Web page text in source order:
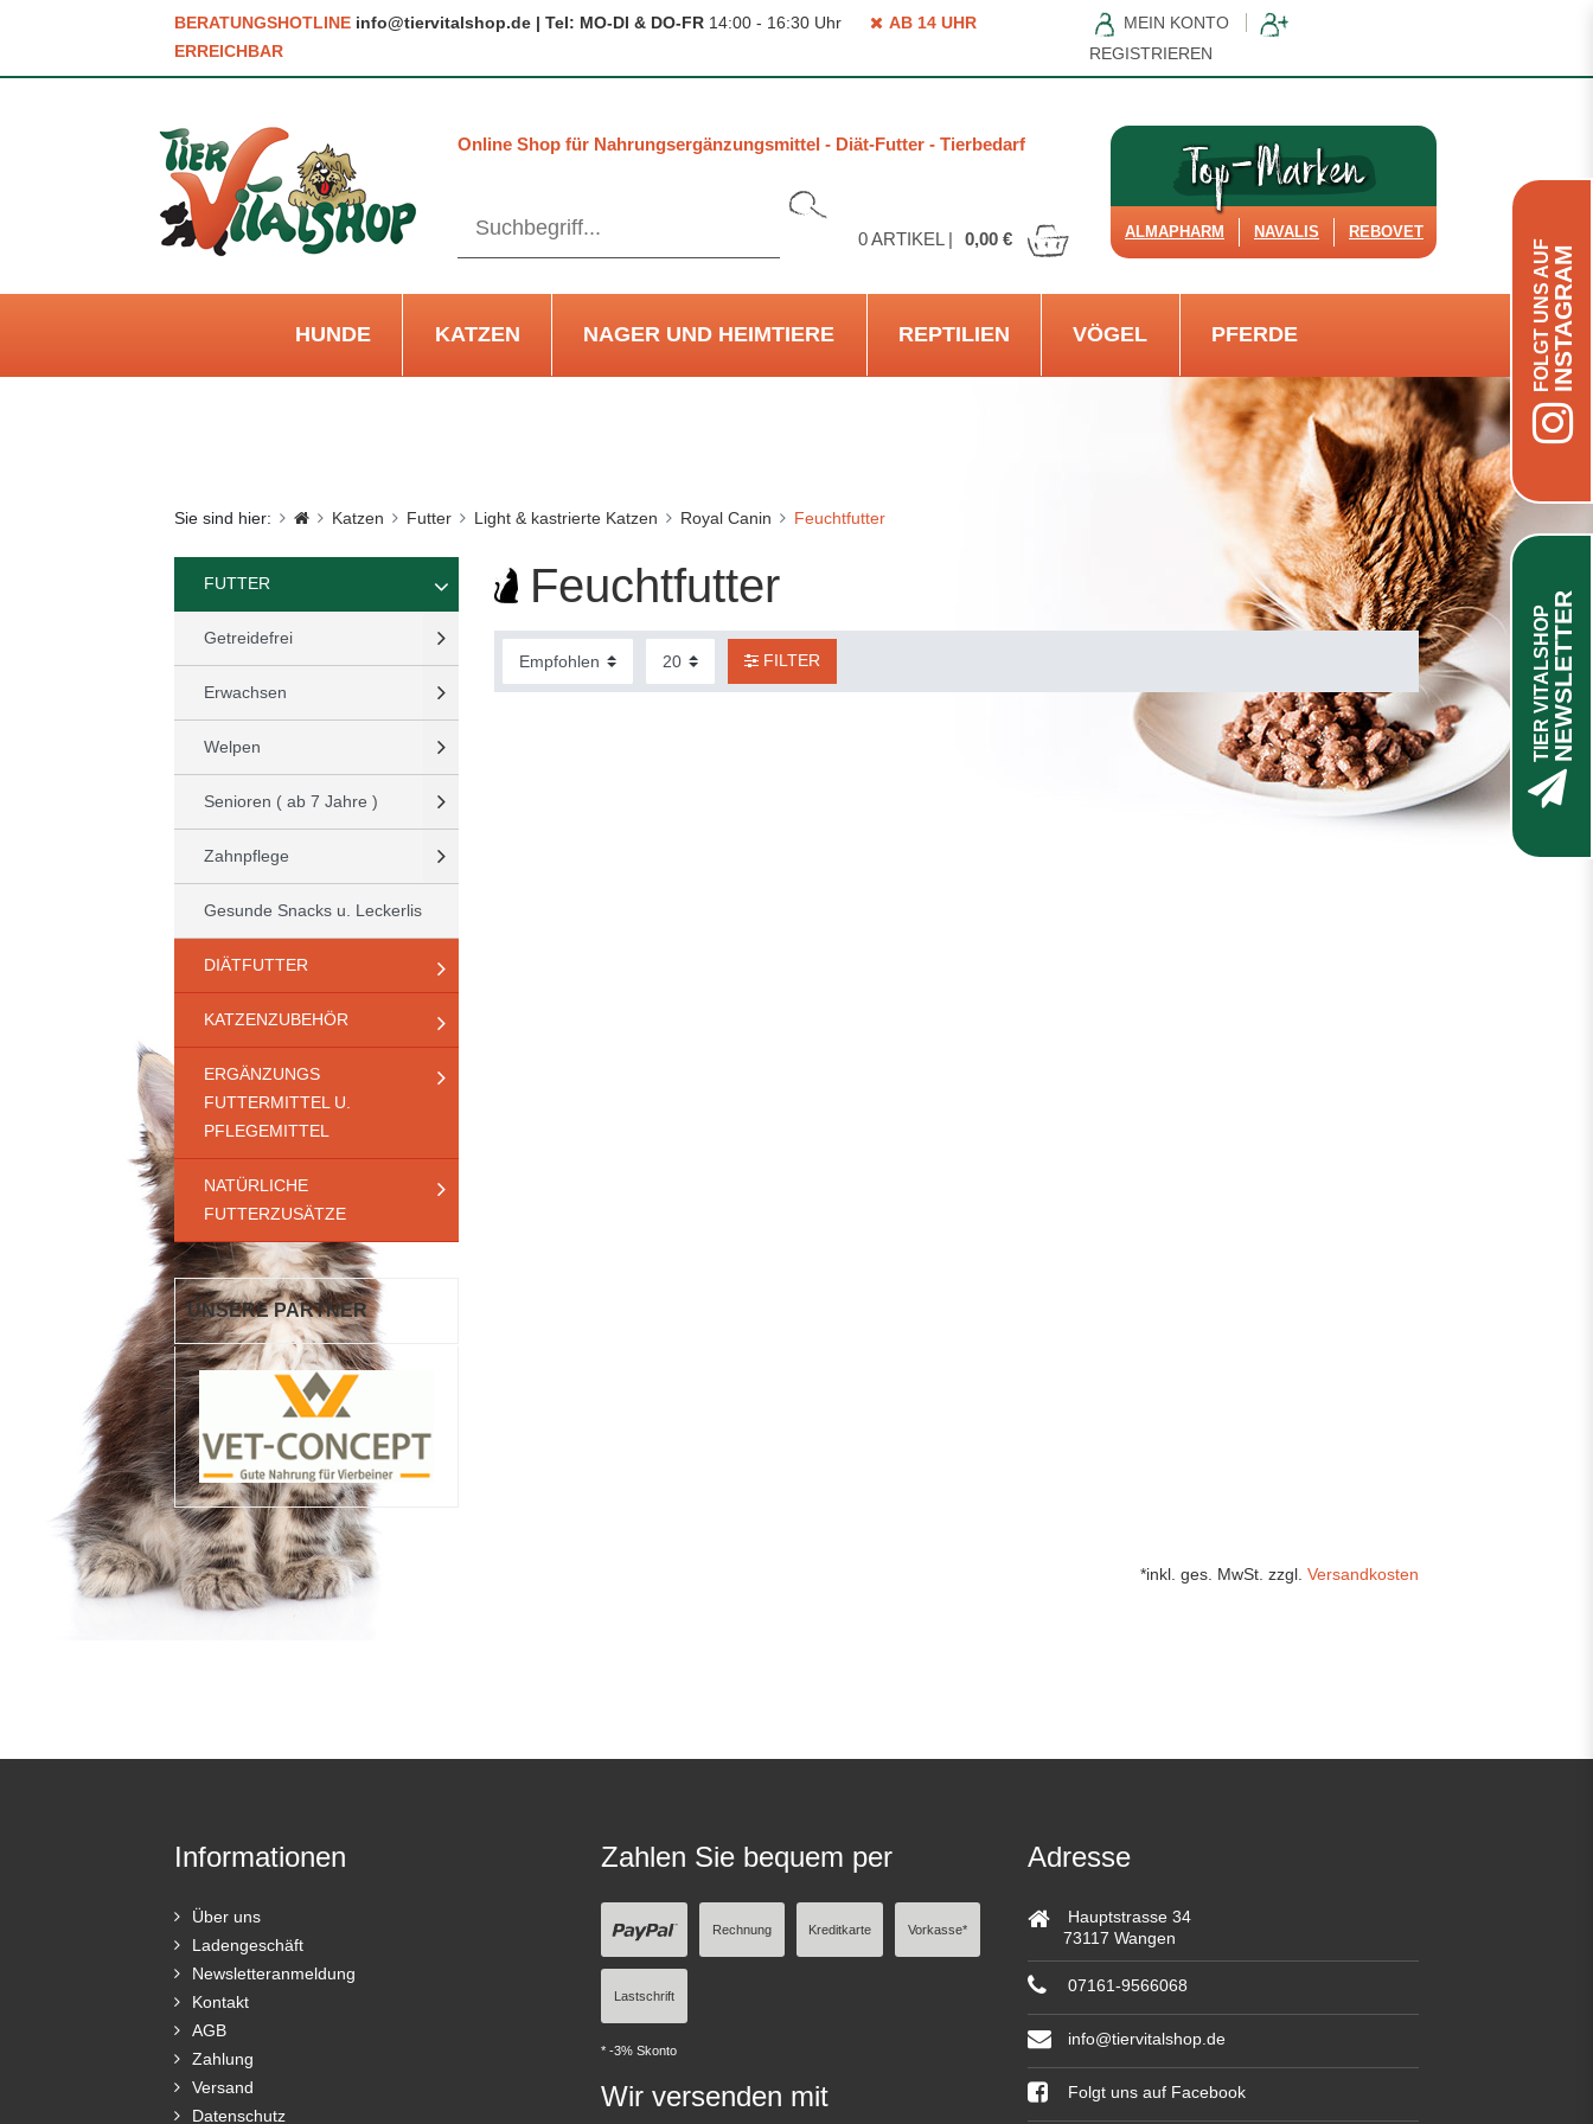
BERATUNGSHOTLINE info@tiervitalshop.de | Tel: MO-DI & DO-FR 14:00 - 16:30 Uhr
AB 14 UHR
ERREICHBAR
MEIN KONTO
REGISTRIEREN
Online Shop für Nahrungsergänzungsmittel - Diät-Futter - Tierbedarf
0ARTIKEL | 0,00 € ALMAPHARM NAVALIS REBOVET
HUNDE KATZEN NAGER UND HEIMTIERE REPTILIEN VÖGEL PFERDE
Sie sind hier: Katzen Futter Light & kastrierte Katzen Royal Canin Feuchtfutter
FUTTER
Getreidefrei
Erwachsen
Welpen
Senioren ( ab 7 Jahre )
Zahnpflege
Gesunde Snacks u. Leckerlis
DIÄTFUTTER
KATZENZUBEHÖR
ERGÄNZUNGS
FUTTERMITTEL U.
PFLEGEMITTEL
NATÜRLICHE
FUTTERZUSÄTZE
UNSERE PARTNER
Feuchtfutter
FILTER
*inkl. ges. MwSt. zzgl. Versandkosten
Informationen
Über uns
Ladengeschäft
Newsletteranmeldung
Kontakt
AGB
Zahlung
Versand
Datenschutz
Zahlen Sie bequem per
Rechnung Kreditkarte Vorkasse*
Lastschrift
* -3% Skonto
Wir versenden mit
Adresse
Hauptstrasse 34
73117 Wangen
07161-9566068
info@tiervitalshop.de
Folgt uns auf Facebook
FOLGT UNS AUFINSTAGRAM
TIER VITALSHOPNEWSLETTER